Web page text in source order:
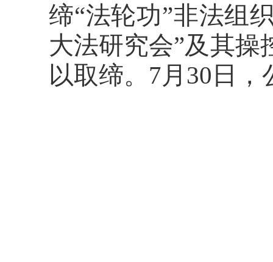
缔“法轮功”非法组
大法研究会”及其操
以取缔。7月30日